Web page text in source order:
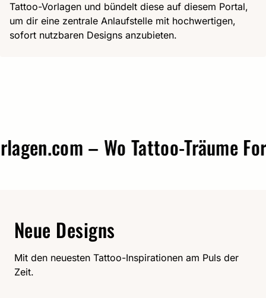
Tattoo-Vorlagen und bündelt diese auf diesem Portal,
um dir eine zentrale Anlaufstelle mit hochwertigen,
sofort nutzbaren Designs anzubieten.
– Wo Tattoo-Träume Form
Neue Designs
Mit den neuesten Tattoo-Inspirationen am Puls der
Zeit.